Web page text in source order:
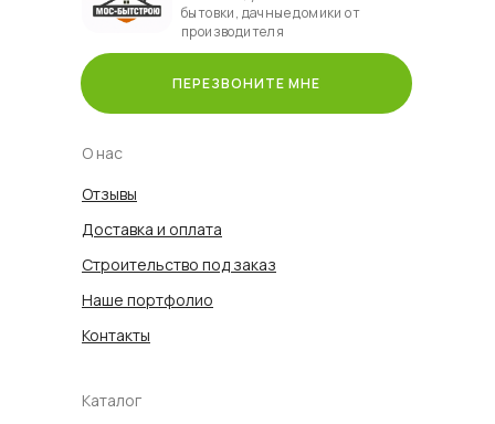
бытовки, дачные домики от
производителя
ПЕРЕЗВОНИТЕ МНЕ
Каталог
О нас
Контакты
Наше портфолио
Строительство под заказ
Доставка и оплата
Отзывы